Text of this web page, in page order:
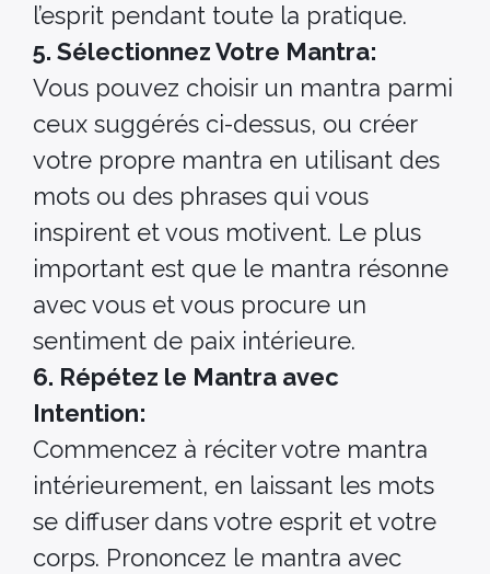
l’esprit pendant toute la pratique.
5. Sélectionnez Votre Mantra:
Vous pouvez choisir un mantra parmi
ceux suggérés ci-dessus, ou créer
votre propre mantra en utilisant des
mots ou des phrases qui vous
inspirent et vous motivent. Le plus
important est que le mantra résonne
avec vous et vous procure un
sentiment de paix intérieure.
6. Répétez le Mantra avec
Intention:
Commencez à réciter votre mantra
intérieurement, en laissant les mots
se diffuser dans votre esprit et votre
corps. Prononcez le mantra avec